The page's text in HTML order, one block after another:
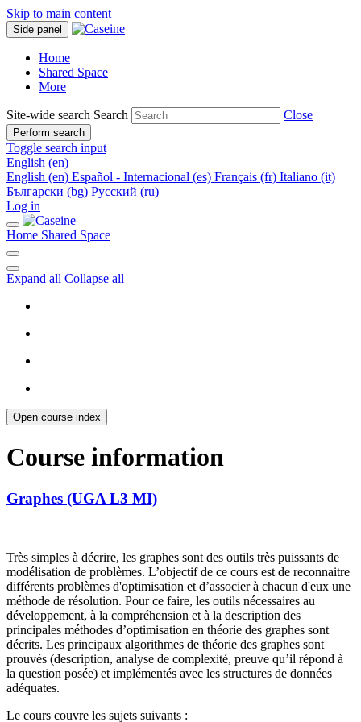
Skip to main content
Side panel
Home
Shared Space
More
Site-wide search Search Close
Perform search
Toggle search input
English ‎(en)‎
English ‎(en)‎ Español - Internacional ‎(es)‎ Français ‎(fr)‎ Italiano ‎(it)‎
Български ‎(bg)‎ Русский ‎(ru)‎
Log in
Home Shared Space
Expand all Collapse all
Open course index
Course information
Graphes (UGA L3 MI)
Très simples à décrire, les graphes sont des outils très puissants de
modélisation de problèmes. L’objectif de ce cours est de reconnaitre
différents problèmes d'optimisation et d’associer à chacun d'eux une
méthode de résolution. Pour ce faire, les outils nécessaires au
développement, à la compréhension et à la description des
principales méthodes d’optimisation en théorie des graphes sont
décrits. Les principaux algorithmes de théorie des graphes sont
prouvés (description, analyse de complexité, preuve qu’il répond à
la question posée) et implémentés avec les structures de données
adéquates.
Le cours couvre les sujets suivants :